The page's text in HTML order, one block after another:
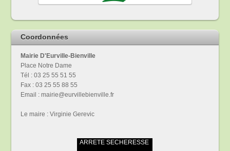
Coordonnées
Mairie D'Eurville-Bienville
Place Notre Dame
Tél : 03 25 55 51 55
Fax : 03 25 55 88 55
Email : mairie@eurvillebienville.fr
Le maire : Virginie Gerevic